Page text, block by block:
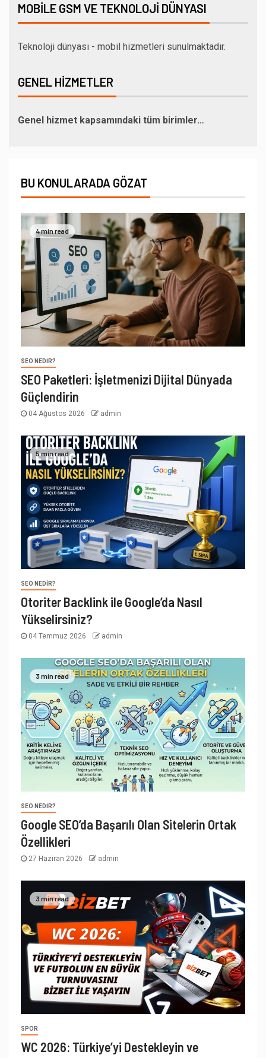
MOBILE GSM VE TEKNOLOJI DÜNYASI
Teknoloji dünyası - mobil hizmetleri sunulmaktadır.
GENEL HIZMETLER
Genel hizmet kapsamındaki tüm birimler…
BU KONULARADA GÖZAT
4 min read
SEO NEDIR?
SEO Paketleri: İşletmenizi Dijital Dünyada
Güçlendirin
04 Ağustos 2026 admin
5 min read
SEO NEDIR?
Otoriter Backlink ile Google’da Nasıl
Yükselirsiniz?
04 Temmuz 2026 admin
3 min read
SEO NEDIR?
Google SEO’da Başarılı Olan Sitelerin Ortak
Özellikleri
27 Haziran 2026 admin
3 min read
SPOR
WC 2026: Türkiye’yi Destekleyin ve